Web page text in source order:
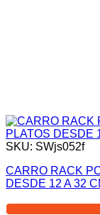
SKU: SWjs052f
CARRO RACK
DESDE 12 A 32